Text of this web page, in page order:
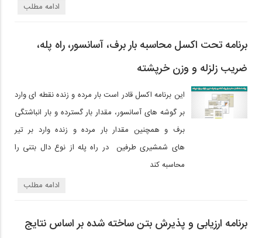
ادامه مطلب
برنامه تحت اکسل محاسبه بار برف، آسانسور، راه پله،
ضریب زلزله و وزن خرپشته
این برنامه اکسل قادر است بار مرده و زنده نقطه ای وارد
بر گوشه های آسانسور، مقدار بار گسترده و بار انباشتگی
برف و همچنین مقدار بار مرده و زنده وارد بر تیر
های شمشیری طرفین در راه پله از نوع دال بتنی را
محاسبه کند
ادامه مطلب
برنامه ارزیابی و ‌پذیرش بتن ساخته شده بر اساس نتایج